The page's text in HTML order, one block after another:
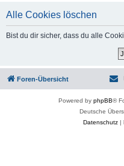
Alle Cookies löschen
Bist du dir sicher, dass du alle
Foren-Übersicht
Powered by phpBB®
Deutsche
Datenschutz|